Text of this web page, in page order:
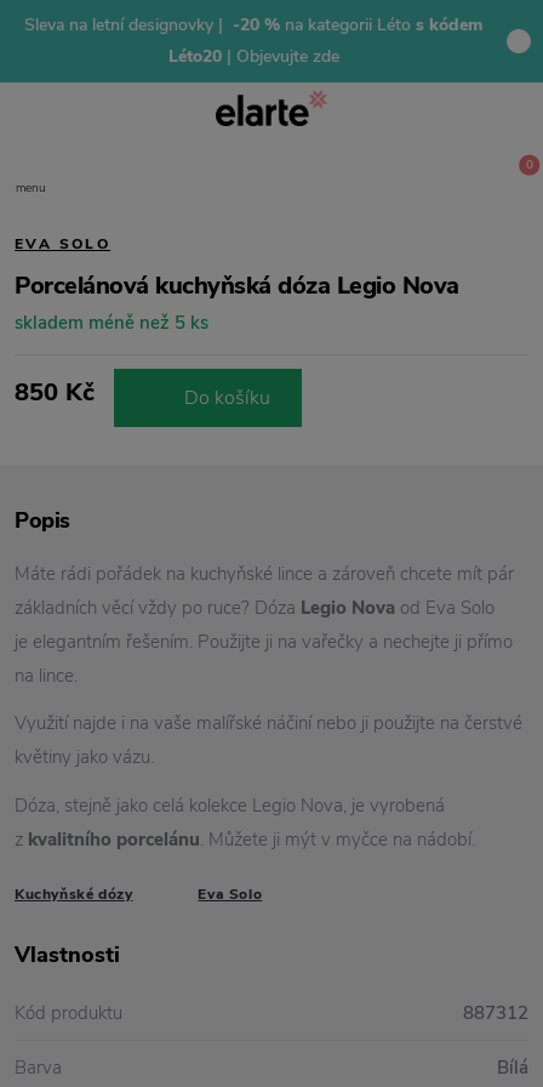
Sleva na letní designovky | -20 % na kategorii Léto s kódem
Léto20 | Objevujte zde
menu
0
EVA SOLO
Porcelánová kuchyňská dóza Legio Nova
skladem méně než 5 ks
850 Kč Do košíku
Popis
Máte rádi pořádek na kuchyňské lince a zároveň chcete mít pár
základních věcí vždy po ruce? Dóza Legio Nova od Eva Solo
je elegantním řešením. Použijte ji na vařečky a nechejte ji přímo
na lince.
Využití najde i na vaše malířské náčiní nebo ji použijte na čerstvé
květiny jako vázu.
Dóza, stejně jako celá kolekce Legio Nova, je vyrobená
z kvalitního porcelánu. Můžete ji mýt v myčce na nádobí.
Kuchyňské dózy Eva Solo
Vlastnosti
Kód produktu 887312
Barva Bílá